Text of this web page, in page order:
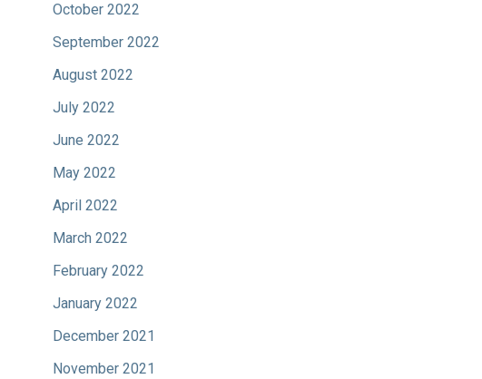
October 2022
September 2022
August 2022
July 2022
June 2022
May 2022
April 2022
March 2022
February 2022
January 2022
December 2021
November 2021